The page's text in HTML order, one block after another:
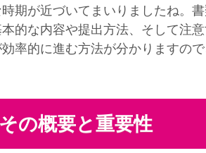
期が近づいてまいりましたね。
的な内容や提出方法、そして注
率的に進む方法が分かりますの
の概要と重要性